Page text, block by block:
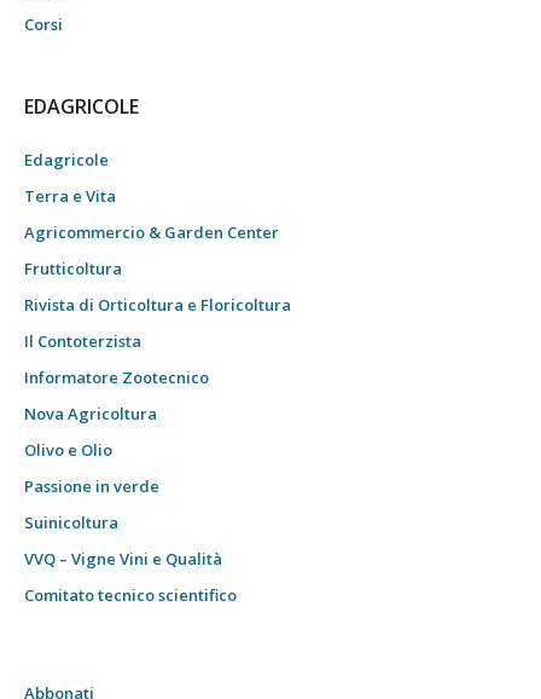
Corsi
EDAGRICOLE
Edagricole
Terra e Vita
Agricommercio & Garden Center
Frutticoltura
Rivista di Orticoltura e Floricoltura
Il Contoterzista
Informatore Zootecnico
Nova Agricoltura
Olivo e Olio
Passione in verde
Suinicoltura
VVQ – Vigne Vini e Qualità
Comitato tecnico scientifico
Abbonati